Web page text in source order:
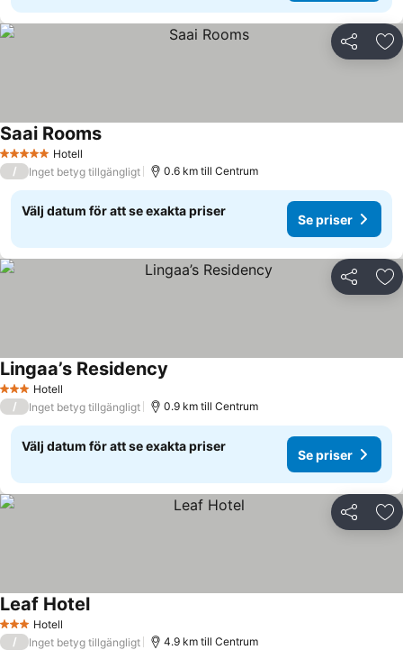
Dela
5 Stjärnor Hotell
Saai RoomsSe priser
/ Inget betyg tillgängligt 0.6 km till Centrum
Välj datum för att se exakta priser
Se priser
Dela
3 StjärnorHotell
Lingaa’s Residency
/ Inget betyg tillgängligt 0.9 km till Centrum
Välj datum för att se exakta priser
Se priser
Dela
3 StjärnorHotell
Leaf HotelSe priser
/ Inget betyg tillgängligt 4.9 km till Centrum